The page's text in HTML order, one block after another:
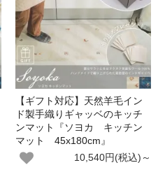
【ギフト対応】天然羊毛イン
ド製手織りギャッベのキッチ
ンマット『ソヨカ キッチン
マット 45x180cm』
10,540円(税込)～